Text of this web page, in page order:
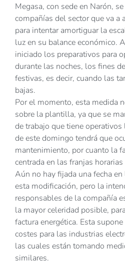
Megasa, con sede en Narón,
compañías del sector que va a
para intentar amortiguar la
luz en su balance económico.
iniciado los preparativos para
durante las noches, los fines
festivas, es decir, cuando las
bajas.
Por el momento, esta medida
sobre la plantilla, ya que se
de trabajo que tiene
de este domingo tendrá que
mantenimiento, por cuanto la
centrada en las franjas
Aún no hay fijada una fecha
esta modificación, pero la
responsables de la compañía
la mayor celeridad posible,
factura energética. Esta
costes para las industrias
las cuales están tomando
similares.